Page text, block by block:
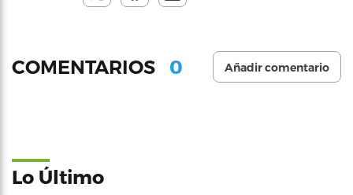
COMENTARIOS 0 Añadir comentario
Lo Último